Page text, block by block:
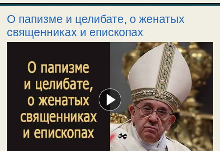
О папизме и целибате, о женатых
священниках и епископах